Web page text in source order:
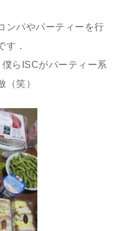
ンパやパーティーを行
す．
らISCがパーティー系
笑）